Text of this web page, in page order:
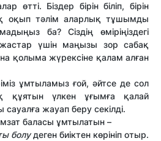
өтті. Біздер бірін біліп, бірін
оқып тәлім аларлық тұшымды
ба? Сіздің өміріңіздегі
үшін маңызы зор сабақ
қолыма жүрексіне қалам алған
ұмтыламыз ғой, әйтсе де сол
құятын үлкен ұғымға қалай
жауап беру секілді.
баласы ұмтылатын –
болудеген биіктен көрініп отыр.